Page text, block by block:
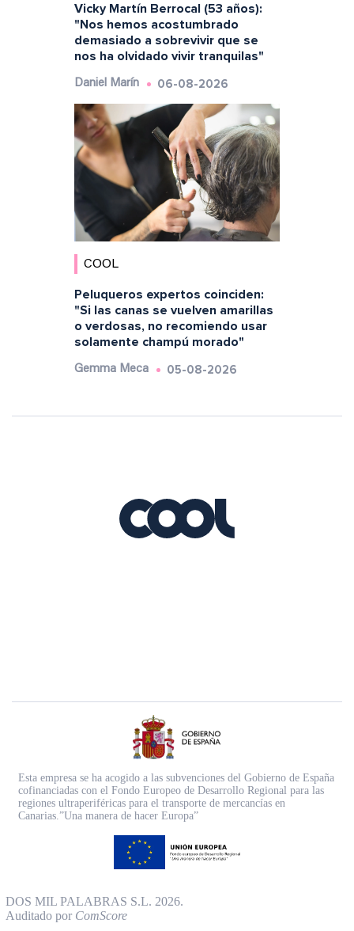
Vicky Martín Berrocal (53 años):
"Nos hemos acostumbrado
demasiado a sobrevivir que se
nos ha olvidado vivir tranquilas"
Daniel Marín 06-08-2026
COOL
Peluqueros expertos coinciden:
"Si las canas se vuelven amarillas
o verdosas, no recomiendo usar
solamente champú morado"
Gemma Meca 05-08-2026
Esta empresa se ha acogido a las subvenciones del Gobierno de España
cofinanciadas con el Fondo Europeo de Desarrollo Regional para las
regiones ultraperiféricas para el transporte de mercancías en
Canarias.”Una manera de hacer Europa”
DOS MIL PALABRAS S.L. 2026.
Auditado por ComScore